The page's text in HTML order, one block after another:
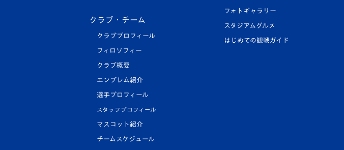
クラブ・チーム
クラブプロフィール
フィロソフィー
クラブ概要
エンブレム紹介
選手プロフィール
スタッフプロフィール
マスコット紹介
チームスケジュール
フォトギャラリー
スタジアムグルメ
はじめての観戦ガイド